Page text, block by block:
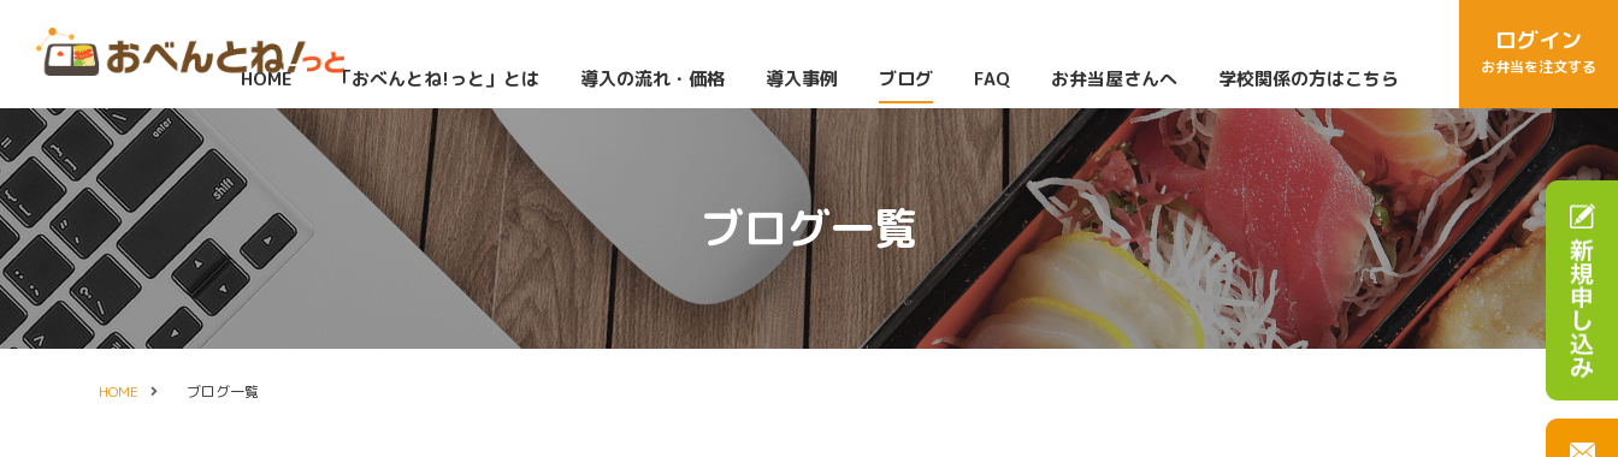
HOME 「おべんとね!っと」とは 導入の流れ・価格 導入事例 ブログ FAQ お弁当屋さんへ 学校関係の方はこちら
ログイン
お弁当を注文する
ブログ一覧
HOME ブログ一覧